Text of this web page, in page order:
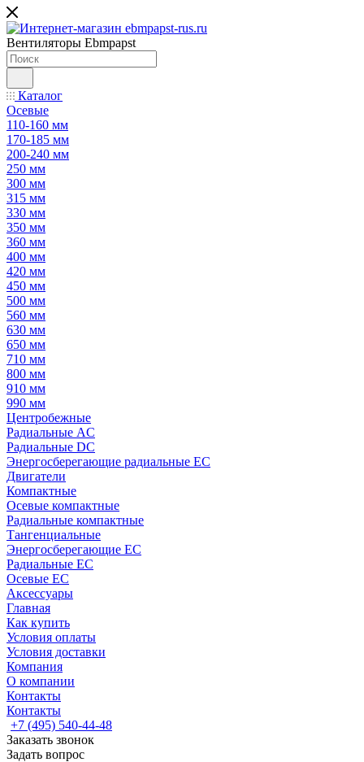
Вентиляторы Ebmpapst
Каталог
Осевые
110-160 мм
170-185 мм
200-240 мм
250 мм
300 мм
315 мм
330 мм
350 мм
360 мм
400 мм
420 мм
450 мм
500 мм
560 мм
630 мм
650 мм
710 мм
800 мм
910 мм
990 мм
Центробежные
Радиальные AC
Радиальные DC
Энергосберегающие радиальные EC
Двигатели
Компактные
Осевые компактные
Радиальные компактные
Тангенциальные
Энергосберегающие EC
Радиальные EC
Осевые EC
Аксессуары
Главная
Как купить
Условия оплаты
Условия доставки
Компания
О компании
Контакты
Контакты
+7 (495) 540-44-48
Заказать звонок
Задать вопрос